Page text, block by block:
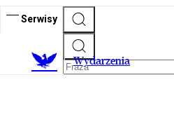
Serwisy
Wydarzenia